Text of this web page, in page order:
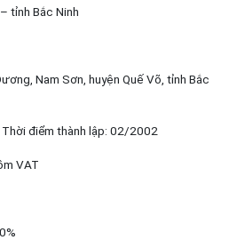
tỉnh Bắc Ninh
Nam Sơn, huyện Quế Võ, tỉnh Bắc
điểm thành lập: 02/2002
VAT